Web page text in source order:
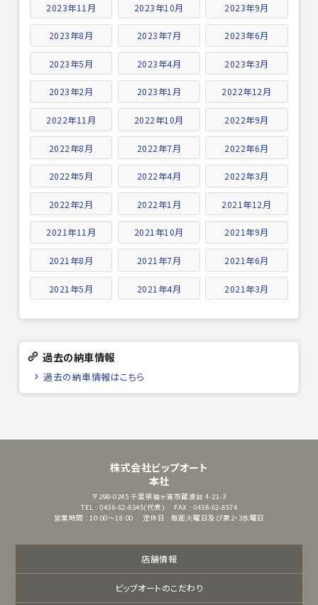
2023年11月 2023年10月 2023年9月
2023年8月 2023年7月 2023年6月
2023年5月 2023年4月 2023年3月
2023年2月 2023年1月 2022年12月
2022年11月 2022年10月 2022年9月
2022年8月 2022年7月 2022年6月
2022年5月 2022年4月 2022年3月
2022年2月 2022年1月 2021年12月
2021年11月 2021年10月 2021年9月
2021年8月 2021年7月 2021年6月
2021年5月 2021年4月 2021年3月
過去の納車情報
過去の納車情報はこちら
株式会社ビップオート
本社
〒299-0245 千葉県袖ヶ浦市蔵波台 4-21-3
TEL : 0438-62-8345(代表)
FAX : 0438-62-8574
営業時間 : 10:00～18:00
定休日 : 毎週火曜日及び第2・3水曜日
店舗情報
ビップオートのこだわり